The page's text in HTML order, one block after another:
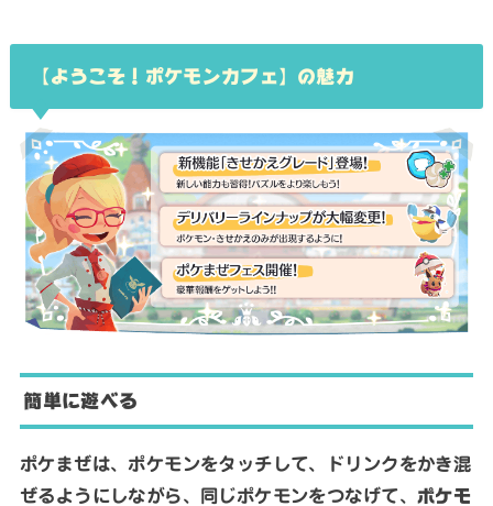
【ようこそ！ポケモンカフェ】の魅力
簡単に遊べる
ポケまぜは、ポケモンをタッチして、ドリンクをかき混
ぜるようにしながら、同じポケモンをつなげて、 ポケモ